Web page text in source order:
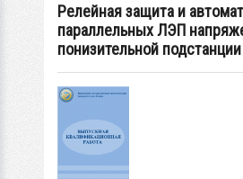
Релейная защита и
параллельных ЛЭП
понизительной